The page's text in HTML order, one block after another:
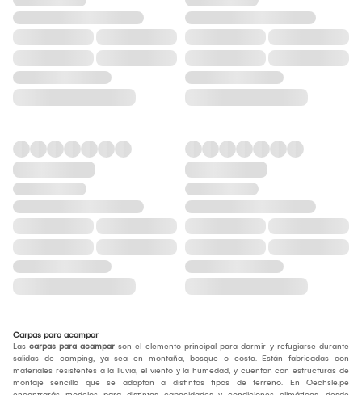
Carpas para acampar
Las carpas para acampar son el elemento principal para dormir y refugiarse durante
salidas de camping, ya sea en montaña, bosque o costa. Están fabricadas con
materiales resistentes a la lluvia, el viento y la humedad, y cuentan con estructuras de
montaje sencillo que se adaptan a distintos tipos de terreno. En Oechsle.pe